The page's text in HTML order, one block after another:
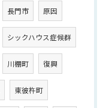
長門市 原因
シックハウス症候群
川棚町 復興
東彼杵町